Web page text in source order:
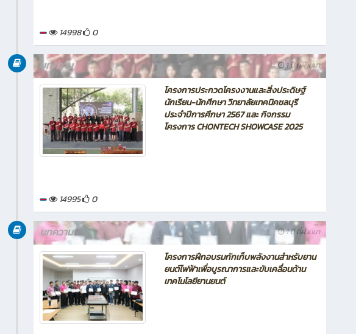
14998 0
1 ปี ที่ผ่านมา
บทความ
โครงการประกวดโครงงานและสิ่งประดิษฐ์
นักเรียน-นักศึกษา วิทยาลัยเทคนิคชลบุรี
ประจำปีการศึกษา 2567 และ กิจกรรม
โครงการ CHONTECH SHOWCASE 2025
14995 0
1 ปี ที่ผ่านมา
บทความ
โครงการฝึกอบรมกักเก็บพลังงานสำหรับยาน
ยนต์ไฟฟ้าเพื่อบูรณาการและขับเคลื่อนด้าน
เทคโนโลยียานยนต์